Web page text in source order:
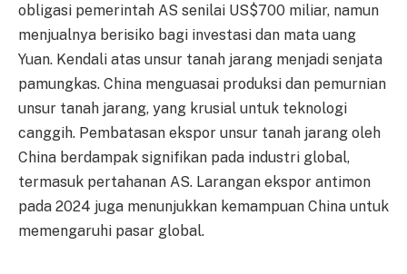
obligasi pemerintah AS senilai US$700 miliar, namun
menjualnya berisiko bagi investasi dan mata uang
Yuan. Kendali atas unsur tanah jarang menjadi senjata
pamungkas. China menguasai produksi dan pemurnian
unsur tanah jarang, yang krusial untuk teknologi
canggih. Pembatasan ekspor unsur tanah jarang oleh
China berdampak signifikan pada industri global,
termasuk pertahanan AS. Larangan ekspor antimon
pada 2024 juga menunjukkan kemampuan China untuk
memengaruhi pasar global.